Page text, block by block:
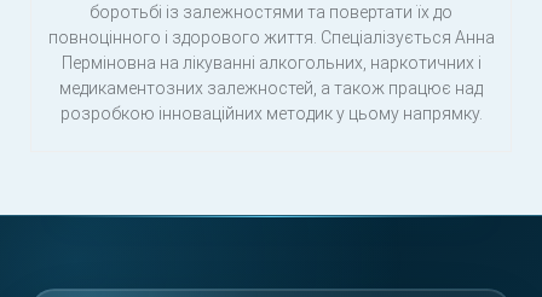
боротьбі із залежностями та повертати їх до
повноцінного і здорового життя. Спеціалізується Анна
Перміновна на лікуванні алкогольних, наркотичних і
медикаментозних залежностей, а також працює над
розробкою інноваційних методик у цьому напрямку.